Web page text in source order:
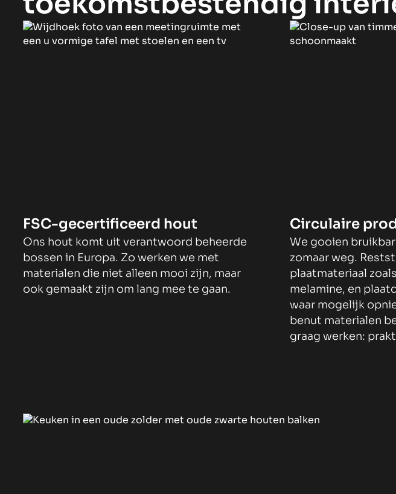
FSC-gecertificeerd hout
Ons hout komt uit verantwoord beheerde
bossen in Europa. Zo werken we met
materialen die niet alleen mooi zijn, maar
ook gemaakt zijn om lang mee te gaan.
Circulaire
We gooien
zomaar weg.
plaatmateriaal
melamine, en
waar mogelijk
benut materialen
graag werken: